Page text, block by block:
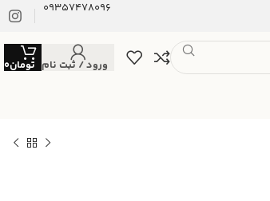
09357478096
ورود / ثبت نام تومان0